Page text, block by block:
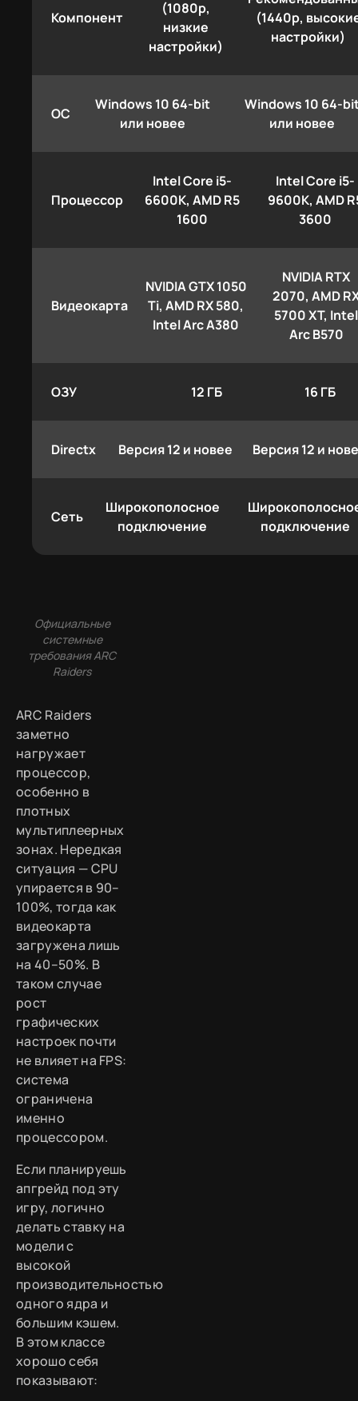
Компонент
(1080p,
низкие
настройки)
(1440p,
настройки)
ОС
Windows 10 64-bit
или новее
Windows 10 64-
или новее
Процессор
Intel Core i5-
6600K, AMD R5
1600
Intel Core i5-
9600K, AMD
3600
Видеокарта
NVIDIA GTX 1050
Ti, AMD RX 580,
Intel Arc A380
NVIDIA RTX
2070, AMD
5700 XT, Intel
Arc B570
ОЗУ 12 ГБ 16 ГБ
Directx Версия 12 и новее Версия 12 и
Сеть
Широкополосное
подключение
подключение
Официальные
системные
требования ARC
Raiders
ARC Raiders
заметно
нагружает
процессор,
особенно в
плотных
мультиплеерных
зонах. Нередкая
ситуация — CPU
упирается в 90–
100%, тогда как
видеокарта
загружена лишь
на 40–50%. В
таком случае
рост
графических
настроек почти
не влияет на FPS:
система
ограничена
именно
процессором.
Если планируешь
апгрейд под эту
игру, логично
делать ставку на
модели с
высокой
производительностью
одного ядра и
большим кэшем.
В этом классе
хорошо себя
показывают: